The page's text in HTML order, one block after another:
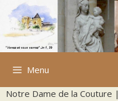
Aller
contenu
Menu
Notre Dame de la Couture |